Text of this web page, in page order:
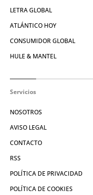
LETRA GLOBAL
ATLÁNTICO HOY
CONSUMIDOR GLOBAL
HULE & MANTEL
Servicios
NOSOTROS
AVISO LEGAL
CONTACTO
RSS
POLÍTICA DE PRIVACIDAD
POLÍTICA DE COOKIES